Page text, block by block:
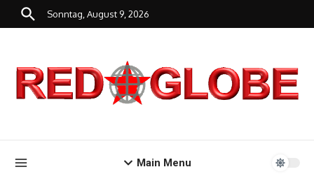
Zum Inhalt springen
Sonntag, August 9, 2026
Main Menu